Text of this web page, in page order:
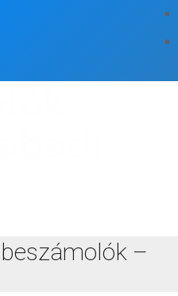
–